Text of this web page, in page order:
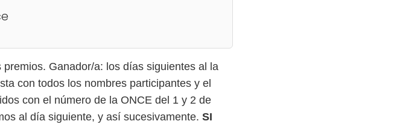
Ganador/a: los días siguientes al la
con todos los nombres participantes y el
con el número de la ONCE del 1 y 2 de
al día siguiente, y así sucesivamente. SI